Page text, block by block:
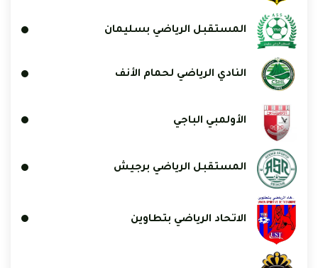
المستقبل الرياضي بسليمان
النادي الرياضي لحمام الأنف
الأولمبي الباجي
المستقبل الرياضي برجيش
الاتحاد الرياضي بتطاوين